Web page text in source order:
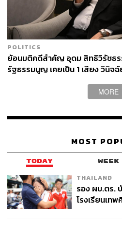
POLITICS
ย้อนมติคดีสำคัญ อุดม สิทธิวิรัชธร
รัฐธรรมนูญ เคยเป็น 1 เสียง วินิจ
MORE
MOST
TODAY WEEK
THAILAND
รอง ผบ.ตร.
โรงเรียนเท